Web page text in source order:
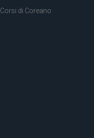
Corsi di Coreano